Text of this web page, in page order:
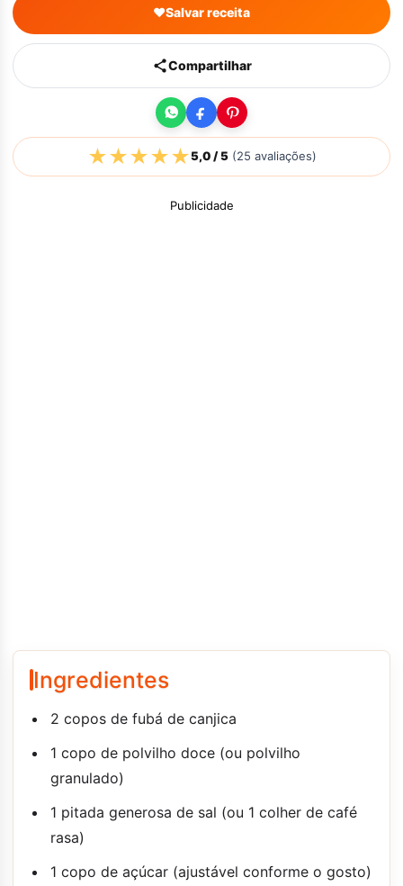
♥Salvar receita
Compartilhar
★★★★★5,0/ 5(25 avaliações)
Publicidade
Ingredientes
2 copos de fubá de canjica
1 copo de polvilho doce (ou polvilho
granulado)
1 pitada generosa de sal (ou 1 colher de café
rasa)
1 copo de açúcar (ajustável conforme o gosto)